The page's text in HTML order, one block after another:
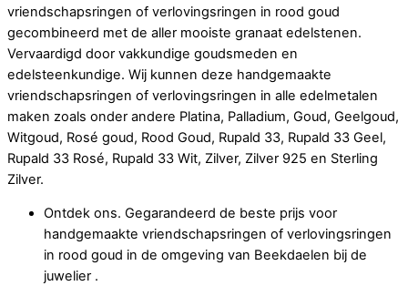
vriendschapsringen of verlovingsringen in rood goud
gecombineerd met de aller mooiste granaat edelstenen.
Vervaardigd door vakkundige goudsmeden en
edelsteenkundige. Wij kunnen deze handgemaakte
vriendschapsringen of verlovingsringen in alle edelmetalen
maken zoals onder andere Platina, Palladium, Goud, Geelgoud,
Witgoud, Rosé goud, Rood Goud, Rupald 33, Rupald 33 Geel,
Rupald 33 Rosé, Rupald 33 Wit, Zilver, Zilver 925 en Sterling
Zilver.
Ontdek ons. Gegarandeerd de beste prijs voor
handgemaakte vriendschapsringen of verlovingsringen
in rood goud in de omgeving van Beekdaelen bij de
juwelier .